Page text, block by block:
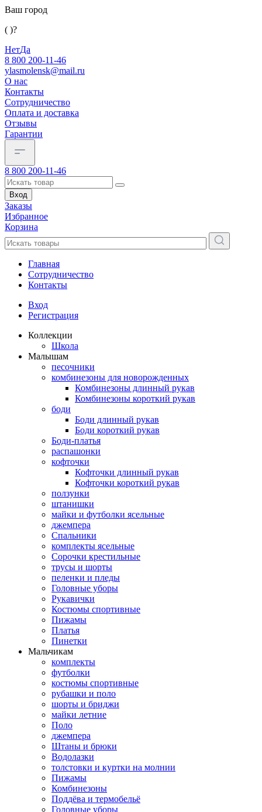
Ваш город
( )?
НетДа
8 800 200-11-46
ylasmolensk@mail.ru
О нас
Контакты
Сотрудничество
Оплата и доставка
Отзывы
Гарантии
8 800 200-11-46
Вход
Заказы
Избранное
Корзина
Главная
Сотрудничество
Контакты
Вход
Регистрация
Коллекции
Школа
Малышам
песочники
комбинезоны для новорожденных
Комбинезоны длинный рукав
Комбинезоны короткий рукав
боди
Боди длинный рукав
Боди короткий рукав
Боди-платья
распашонки
кофточки
Кофточки длинный рукав
Кофточки короткий рукав
ползунки
штанишки
майки и футболки ясельные
джемпера
Спальники
комплекты ясельные
Сорочки крестильные
трусы и шорты
пеленки и пледы
Головные уборы
Рукавички
Костюмы спортивные
Пижамы
Платья
Пинетки
Мальчикам
комплекты
футболки
костюмы спортивные
рубашки и поло
шорты и бриджи
майки летние
Поло
джемпера
Штаны и брюки
Водолазки
толстовки и куртки на молнии
Пижамы
Комбинезоны
Поддёва и термобельё
Головные уборы